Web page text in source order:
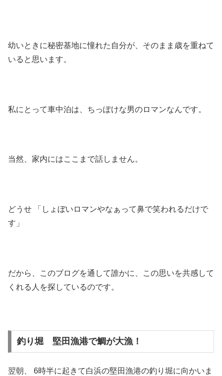
幼いときに秘密基地に憧れた自分が、そのまま歳を重ねて
いると思います。
私にとって車中泊は、ちっぽけな男のロマンなんです。
当然、家内にはここまで話しません。
どうせ 「しょぼいロマンやなぁって鼻で笑われるだけで
す」
だから、このブログを通して誰かに、この思いを共感して
くれる人を探しているのです。
釣り堀 堅田漁港で鯛が大漁！
翌朝、 6時半に起きて白浜の堅田漁港の釣り堀に向かいま